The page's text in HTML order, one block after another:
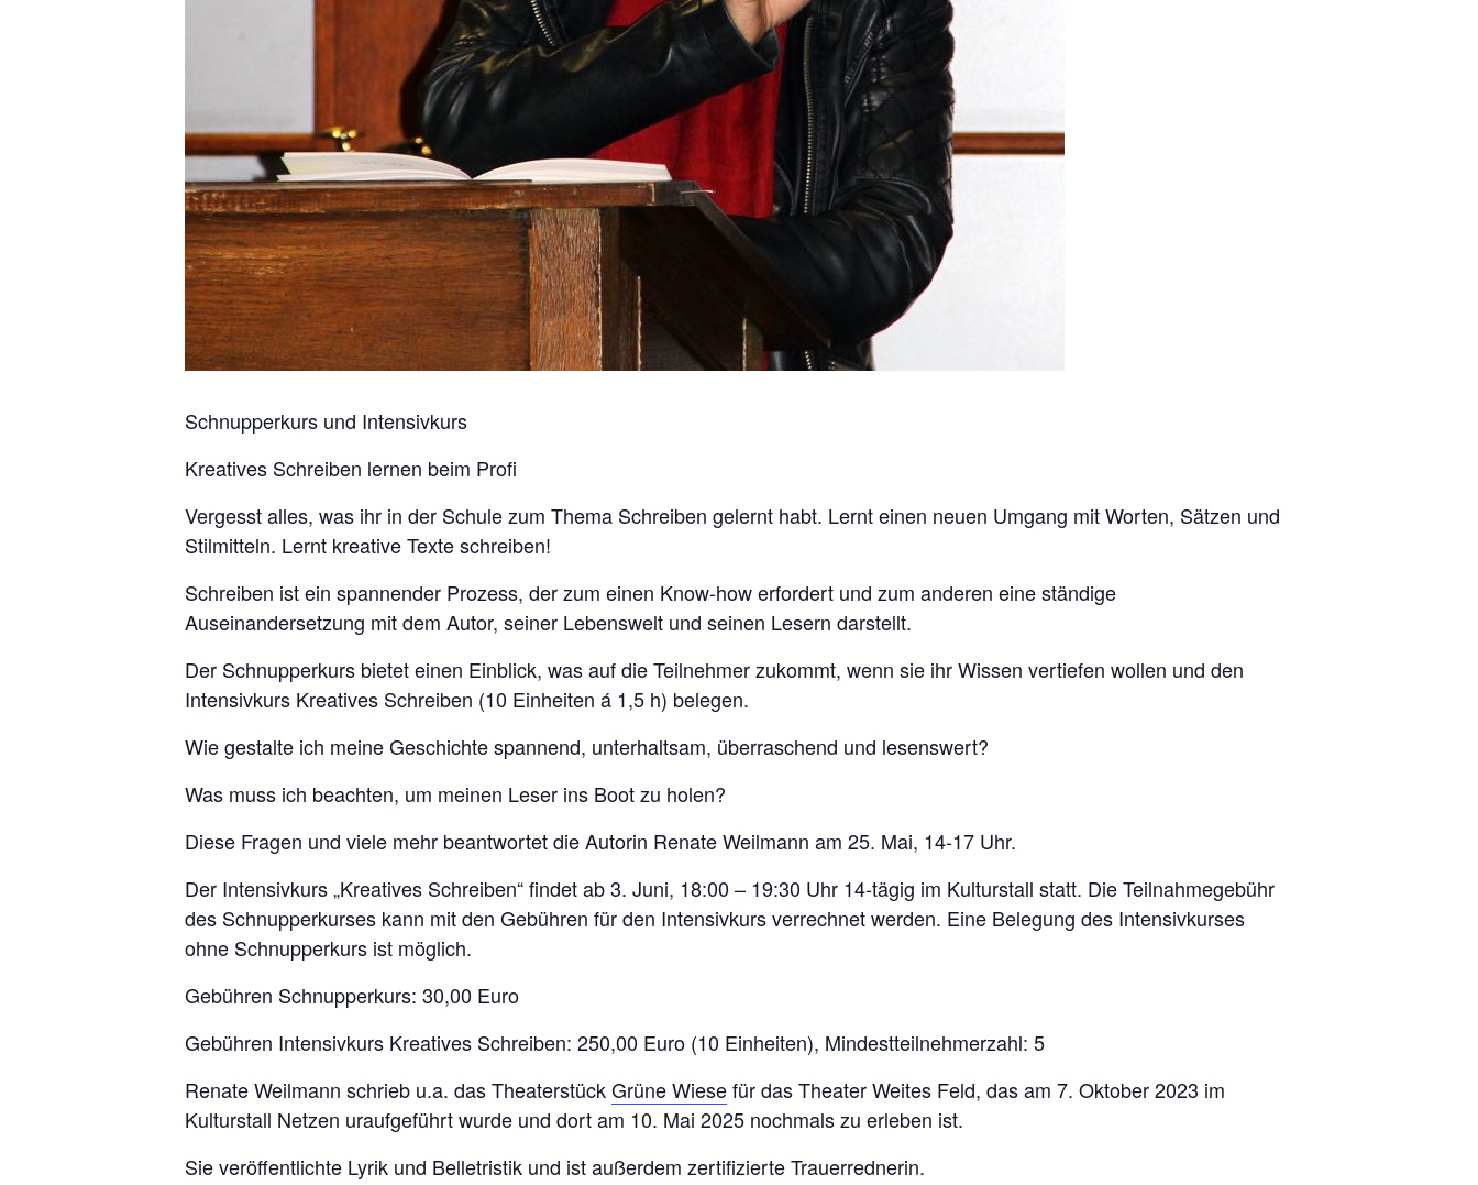
Schnupperkurs und Intensivkurs
Kreatives Schreiben lernen beim Profi
Vergesst alles, was ihr in der Schule zum Thema Schreiben gelernt habt. Lernt einen neuen Umgang mit Worten, Sätzen und
Stilmitteln. Lernt kreative Texte schreiben!
Schreiben ist ein spannender Prozess, der zum einen Know-how erfordert und zum anderen eine ständige
Auseinandersetzung mit dem Autor, seiner Lebenswelt und seinen Lesern darstellt.
Der Schnupperkurs bietet einen Einblick, was auf die Teilnehmer zukommt, wenn sie ihr Wissen vertiefen wollen und den
Intensivkurs Kreatives Schreiben (10 Einheiten á 1,5 h) belegen.
Wie gestalte ich meine Geschichte spannend, unterhaltsam, überraschend und lesenswert?
Was muss ich beachten, um meinen Leser ins Boot zu holen?
Diese Fragen und viele mehr beantwortet die Autorin Renate Weilmann am 25. Mai, 14-17 Uhr.
Der Intensivkurs „Kreatives Schreiben“ findet ab 3. Juni, 18:00 – 19:30 Uhr 14-tägig im Kulturstall statt. Die Teilnahmegebühr
des Schnupperkurses kann mit den Gebühren für den Intensivkurs verrechnet werden. Eine Belegung des Intensivkurses
ohne Schnupperkurs ist möglich.
Gebühren Schnupperkurs: 30,00 Euro
Gebühren Intensivkurs Kreatives Schreiben: 250,00 Euro (10 Einheiten), Mindestteilnehmerzahl: 5
Renate Weilmann schrieb u.a. das TheaterstückGrüne Wiesefür das Theater Weites Feld, das am 7. Oktober 2023 im
Kulturstall Netzen uraufgeführt wurde und dort am 10. Mai 2025 nochmals zu erleben ist.
Sie veröffentlichte Lyrik und Belletristik und ist außerdem zertifizierte Trauerrednerin.